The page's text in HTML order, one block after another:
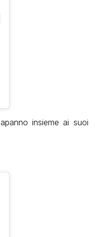
insieme ai suoi